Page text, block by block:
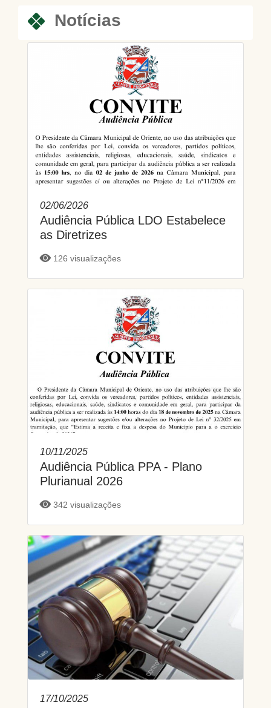
Notícias
02/06/2026
Audiência Pública LDO Estabelece
as Diretrizes
126 visualizações
10/11/2025
Audiência Pública PPA - Plano
Plurianual 2026
342 visualizações
17/10/2025